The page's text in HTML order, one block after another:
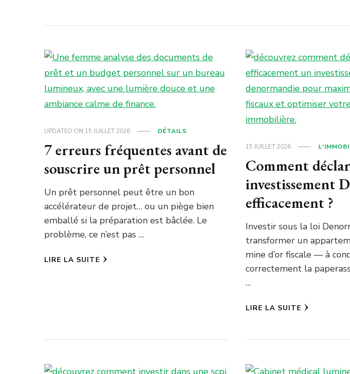
UPDATED ON 15 JUILLET 2026 DÉTAILS
7 erreurs fréquentes avant de
souscrire un prêt personnel
Un prêt personnel peut être un bon
accélérateur de projet… ou un piège bien
emballé si la préparation est bâclée. Le
problème, ce n’est pas …
LIRE LA SUITE
15 JUILLET 2026
Comment
investissement
efficacement ?
Investir sous la loi
transformer un
mine d’or fiscale — à
correctement la
…
LIRE LA SUITE